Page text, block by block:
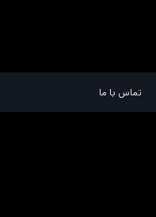
تماس با ما